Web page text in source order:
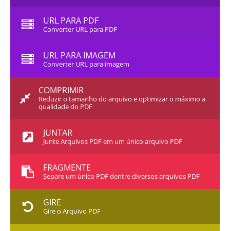
URL PARA PDF
Converter URL para PDF
URL PARA IMAGEM
Converter URL para imagem
COMPRIMIR
Reduzir o tamanho do arquivo e optimizar o máximo a
qualidade do PDF
JUNTAR
Junte Arquivos PDF em um único arquivo PDF
FRAGMENTE
Separe um único PDF dentre diversos arquivos PDF
GIRE
Gire o Arquivo PDF